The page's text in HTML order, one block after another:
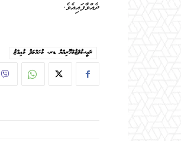
ދެއްވާފައިއެވެ.
ރައީސުލްޖުމްހޫރިއްޔާ ޑރ. މުޙައްމަދު މުޢިއްޒު